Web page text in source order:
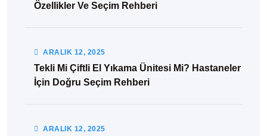
Özellikler Ve Seçim Rehberi
ARALIK 12, 2025
Tekli Mi Çiftli El Yıkama Ünitesi Mi? Hastaneler
İçin Doğru Seçim Rehberi
ARALIK 12, 2025